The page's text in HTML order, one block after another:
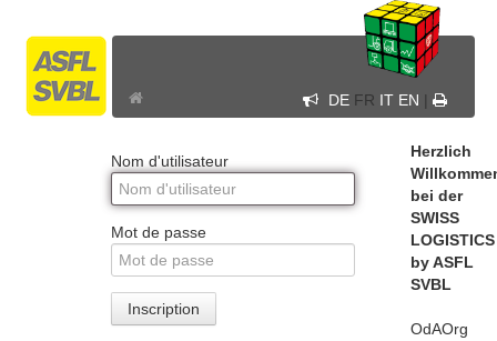
DE FR IT EN |
Nom d'utilisateur
Mot de passe
Inscription
Herzlich
bei der
SWISS
LOGISTICS
by ASFL
SVBL
OdAOrg